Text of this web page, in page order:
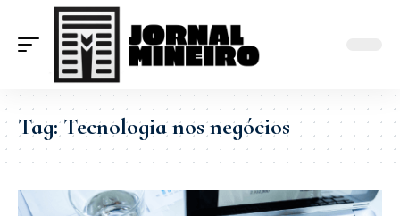
Tag:Tecnologia nos negócios